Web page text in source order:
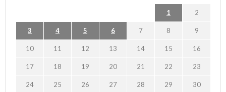
1 2
3 4 5 6 7 8 9
10 11 12 13 14 15 16
17 18 19 20 21 22 23
24 25 26 27 28 29 30